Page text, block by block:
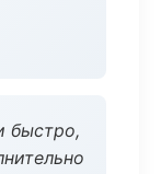
быстро,